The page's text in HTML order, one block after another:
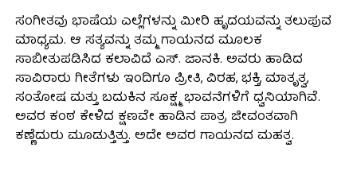
ಸಂಗೀತವು ಭಾಷೆಯ ಎಲ್ಲೆಗಳನ್ನು ಮೀರಿ ಹೃದಯವನ್ನು ತಲುಪುವ
ಮಾಧ್ಯಮ. ಆ ಸತ್ಯವನ್ನು ತಮ್ಮ ಗಾಯನದ ಮೂಲಕ
ಸಾಬೀತುಪಡಿಸಿದ ಕಲಾವಿದೆ ಎಸ್. ಜಾನಕಿ. ಅವರು ಹಾಡಿದ
ಸಾವಿರಾರು ಗೀತೆಗಳು ಇಂದಿಗೂ ಪ್ರೀತಿ, ವಿರಹ, ಭಕ್ತಿ, ಮಾತೃತ್ವ,
ಸಂತೋಷ ಮತ್ತು ಬದುಕಿನ ಸೂಕ್ಷ್ಮ ಭಾವನೆಗಳಿಗೆ ಧ್ವನಿಯಾಗಿವೆ.
ಅವರ ಕಂಠ ಕೇಳಿದ ಕ್ಷಣವೇ ಹಾಡಿನ ಪಾತ್ರ ಜೀವಂತವಾಗಿ
ಕಣ್ಣೆದುರು ಮೂಡುತ್ತಿತ್ತು. ಅದೇ ಅವರ ಗಾಯನದ ಮಹತ್ವ.